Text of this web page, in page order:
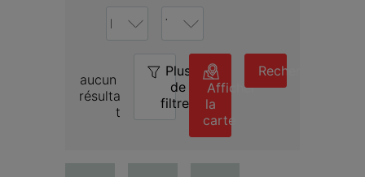
aucun
résulta
t
Plus
de
filtres
0
Afficher
la
carte
Rechercher